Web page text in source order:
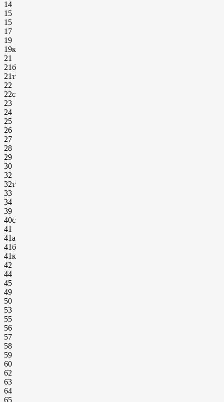
14
15
15
17
19
19к
21
21б
21т
22
22с
23
24
25
26
27
28
29
30
32
32т
33
34
39
40с
41
41а
41б
41к
42
44
45
49
50
53
55
56
57
58
59
60
62
63
64
65